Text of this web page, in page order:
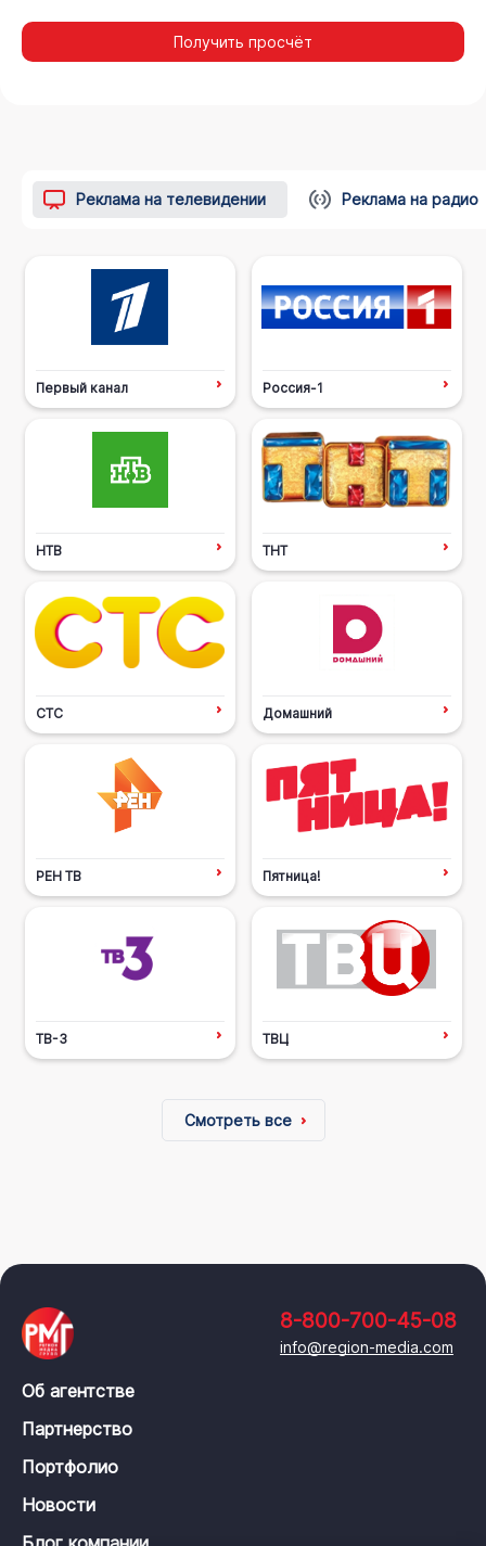
Получить просчёт
Реклама на телевидении Реклама на радио
Первый канал Россия-1
НТВ ТНТ
СТС Домашний
РЕН ТВ Пятница!
ТВ-3 ТВЦ
Смотреть все
8-800-700-45-08
info@region-media.com
Об агентстве
Партнерство
Портфолио
Новости